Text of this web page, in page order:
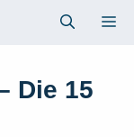
Die 15